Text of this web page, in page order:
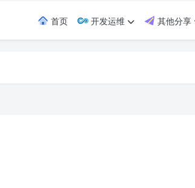
首页 开发运维 其他分享